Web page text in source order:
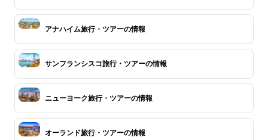
アナハイム旅行・ツアーの情報
サンフランシスコ旅行・ツアーの情報
ニューヨーク旅行・ツアーの情報
オーランド旅行・ツアーの情報